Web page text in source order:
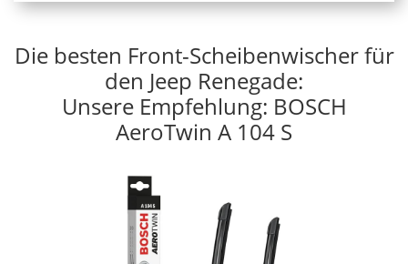
Die besten Front-Scheibenwischer für
den Jeep Renegade:
Unsere Empfehlung: BOSCH
AeroTwin A 104 S